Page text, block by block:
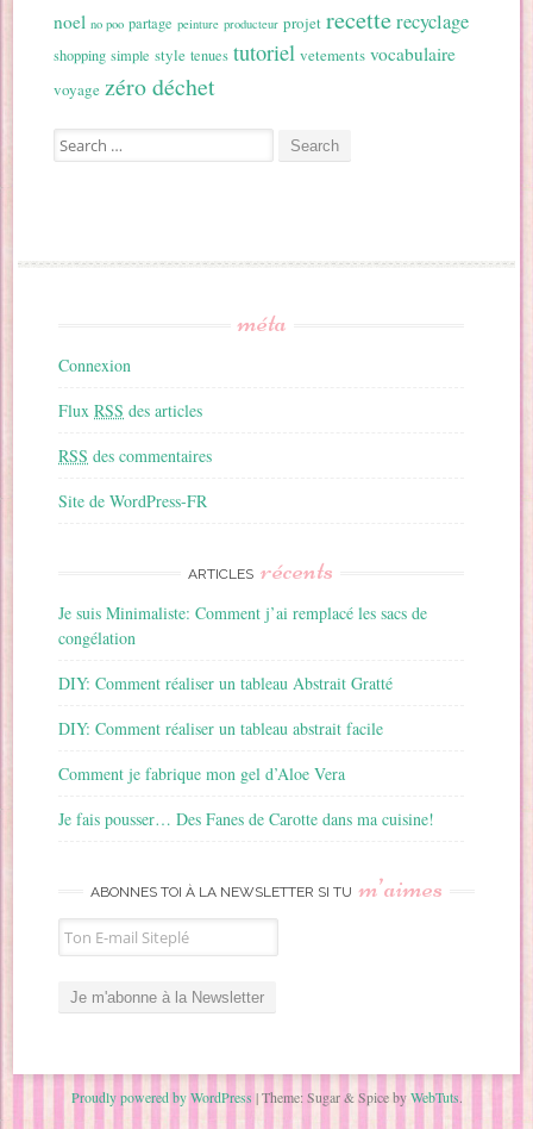
noel no poo partage peinture producteur projet recetterecyclage
shopping simple style tenues tutoriel vetements vocabulaire
voyage zéro déchet
Search for:
méta
Connexion
FluxRSS des articles
RSS des commentaires
Site de WordPress-FR
ARTICLES récents
Je suis Minimaliste: Comment j’ai remplacé les sacs de
congélation
DIY: Comment réaliser un tableau Abstrait Gratté
DIY: Comment réaliser un tableau abstrait facile
Comment je fabrique mon gel d’Aloe Vera
Je fais pousser… Des Fanes de Carotte dans ma cuisine!
ABONNES TOI À LA NEWSLETTER SI TU m’aimes
Proudly powered by WordPress |Theme: Sugar & Spice byWebTuts.